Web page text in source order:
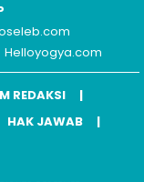
Helloyogya.com
REDAKSI
HAK JAWAB